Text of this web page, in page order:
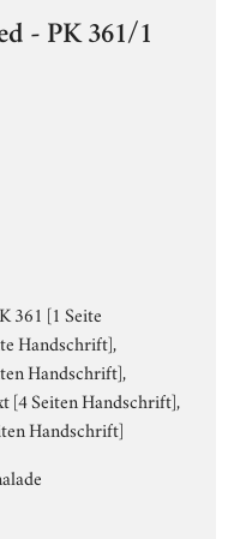
- PK 361/1
361 [1 Seite
Handschrift],
Handschrift],
[4 Seiten Handschrift],
Handschrift]